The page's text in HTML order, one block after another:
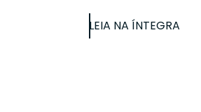
LEIA NA ÍNTEGRA